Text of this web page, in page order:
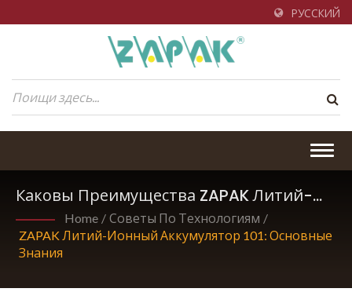
РУССКИЙ
Каковы Преимущества ZAPAK Литий-
Ионного Аккумулятора?
Home / Советы По Технологиям /
ZAPAK Литий-Ионный Аккумулятор 101: Основные
Знания